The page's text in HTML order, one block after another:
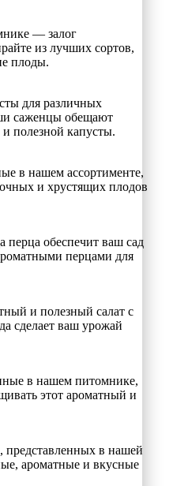
— залог
из лучших сортов,
плоды.
для различных
саженцы обещают
полезной капусты.
в нашем ассортименте,
и хрустящих плодов
перца обеспечит ваш сад
перцами для
и полезный салат с
сделает ваш урожай
в нашем питомнике,
этот ароматный и
представленных в нашей
ароматные и вкусные